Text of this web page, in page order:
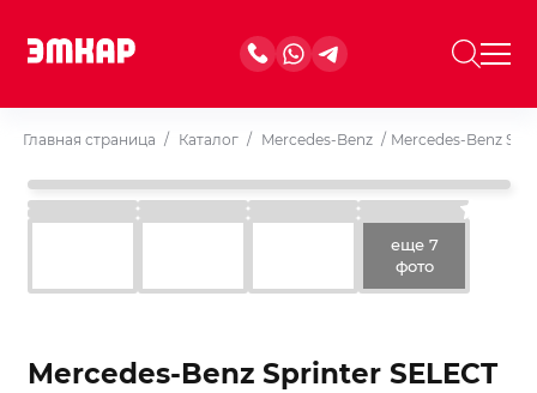
Главная страница / Каталог / Mercedes-Benz / Mercedes-Benz
еще 7
фото
Mercedes-Benz Sprinter SELECT